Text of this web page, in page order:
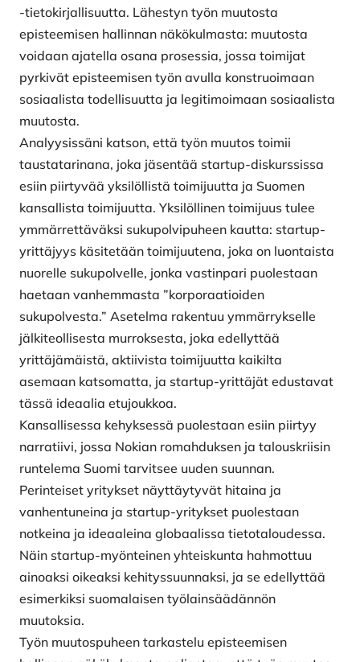
-tietokirjallisuutta. Lähestyn työn muutosta
episteemisen hallinnan näkökulmasta: muutosta
voidaan ajatella osana prosessia, jossa toimijat
pyrkivät episteemisen työn avulla konstruoimaan
sosiaalista todellisuutta ja legitimoimaan sosiaalista
muutosta.
Analyysissäni katson, että työn muutos toimii
taustatarinana, joka jäsentää startup-diskurssissa
esiin piirtyvää yksilöllistä toimijuutta ja Suomen
kansallista toimijuutta. Yksilöllinen toimijuus tulee
ymmärrettäväksi sukupolvipuheen kautta: startup-
yrittäjyys käsitetään toimijuutena, joka on luontaista
nuorelle sukupolvelle, jonka vastinpari puolestaan
haetaan vanhemmasta ”korporaatioiden
sukupolvesta.” Asetelma rakentuu ymmärrykselle
jälkiteollisesta murroksesta, joka edellyttää
yrittäjämäistä, aktiivista toimijuutta kaikilta
asemaan katsomatta, ja startup-yrittäjät edustavat
tässä ideaalia etujoukkoa.
Kansallisessa kehyksessä puolestaan esiin piirtyy
narratiivi, jossa Nokian romahduksen ja talouskriisin
runtelema Suomi tarvitsee uuden suunnan.
Perinteiset yritykset näyttäytyvät hitaina ja
vanhentuneina ja startup-yritykset puolestaan
notkeina ja ideaaleina globaalissa tietotaloudessa.
Näin startup-myönteinen yhteiskunta hahmottuu
ainoaksi oikeaksi kehityssuunnaksi, ja se edellyttää
esimerkiksi suomalaisen työlainsäädännön
muutoksia.
Työn muutospuheen tarkastelu episteemisen